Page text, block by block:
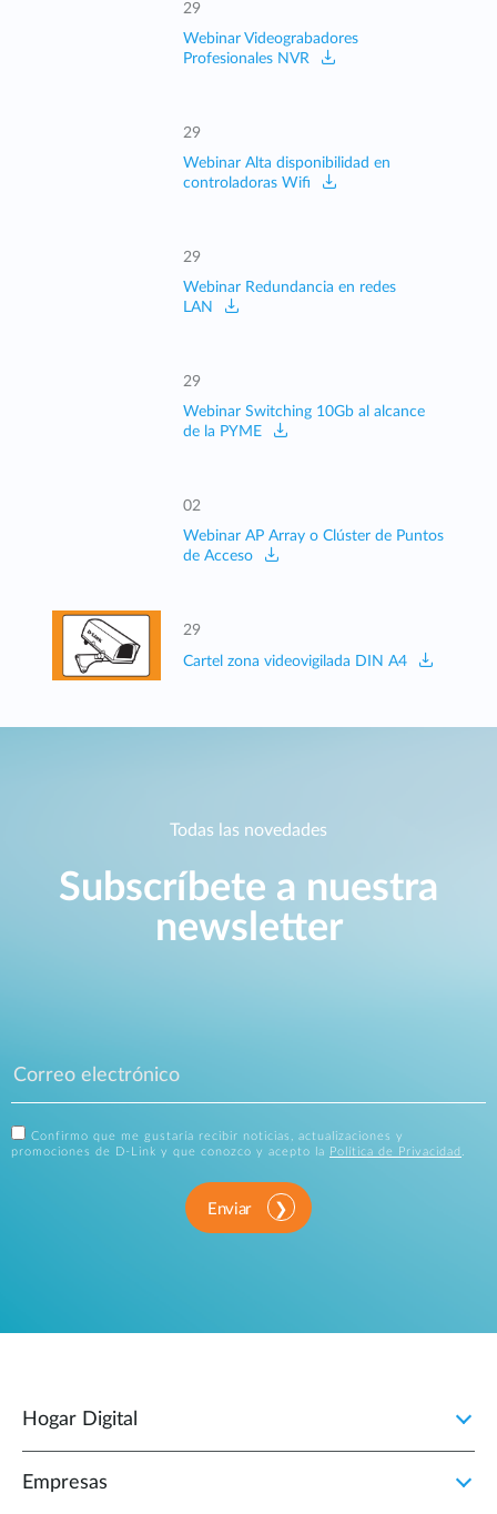
29
Webinar Videograbadores
Profesionales NVR
29
Webinar Alta disponibilidad en
controladoras Wifi
29
Webinar Redundancia en redes
LAN
29
Webinar Switching 10Gb al alcance
de la PYME
02
Webinar AP Array o Clúster de Puntos
de Acceso
29
Cartel zona videovigilada DIN A4
Todas las novedades
Subscríbete a nuestra
newsletter
Confirmo que me gustaría recibir noticias, actualizaciones y
promociones de D-Link y que conozco y acepto la
Política de Privacidad .
Enviar
Hogar Digital
Empresas